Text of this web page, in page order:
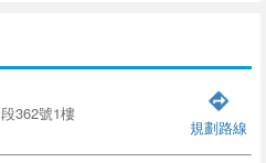
362號1樓
規劃路線